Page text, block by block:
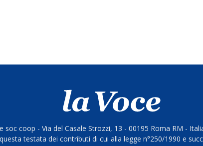
soc coop - Via del Casale Strozzi, 13 - 00195 Roma RM -
testata dei contributi di cui alla legge n°250/1990 e